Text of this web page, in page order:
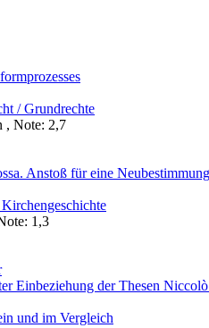
/ Grundrechte
, Note: 2,7
Anstoß für eine
1,3
Einbeziehung der Thesen
und im Vergleich